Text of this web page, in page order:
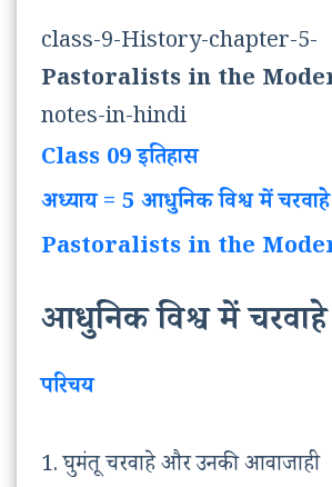
class-9-History-chapter-5-
Pastoralists in the
notes-in-hindi
Class 09 इतिहास
अध्याय = 5 आधुनिक विश्व में चरवाहे
Pastoralists in the
आधुनिक विश्व में चरवाहे
परिचय
1. घुमंतू चरवाहे और उनकी आवाजाही